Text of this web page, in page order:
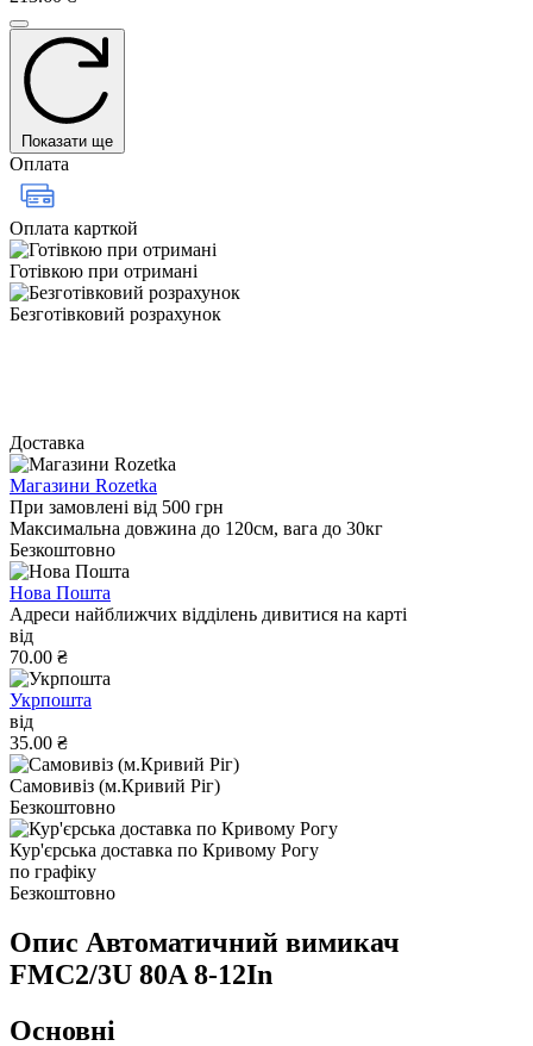
Показати ще
Оплата
Оплата карткой
Готівкою при отримані
Безготівковий розрахунок
Доставка
Магазини Rozetka
При замовлені від 500 грн
Максимальна довжина до 120см, вага до 30кг
Безкоштовно
Нова Пошта
Адреси найближчих відділень дивитися на карті
від
70.00 ₴
Укрпошта
від
35.00 ₴
Самовивіз (м.Кривий Ріг)
Безкоштовно
Кур'єрська доставка по Кривому Рогу
по графіку
Безкоштовно
Опис Автоматичний вимикач
FMC2/3U 80A 8-12In
Основні